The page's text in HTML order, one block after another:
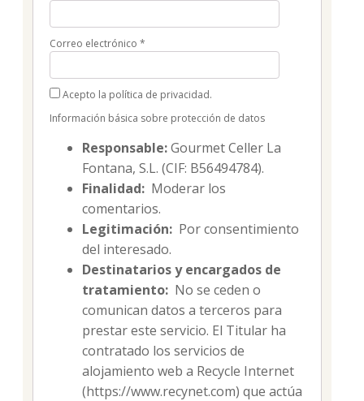
Correo electrónico *
Acepto la política de privacidad.
Información básica sobre protección de datos
Responsable:Gourmet Celler La
Fontana, S.L. (CIF: B56494784).
Finalidad: Moderar los
comentarios.
Legitimación: Por consentimiento
del interesado.
Destinatarios y encargados de
tratamiento: No se ceden o
comunican datos a terceros para
prestar este servicio. El Titular ha
contratado los servicios de
alojamiento web a Recycle Internet
(https://www.recynet.com) que actúa